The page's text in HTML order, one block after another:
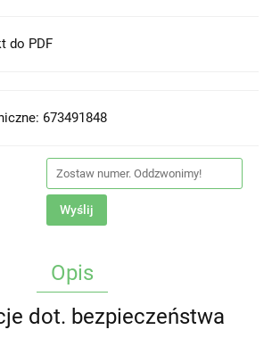
do PDF
673491848
Wyślij
Opis
dot. bezpieczeństwa